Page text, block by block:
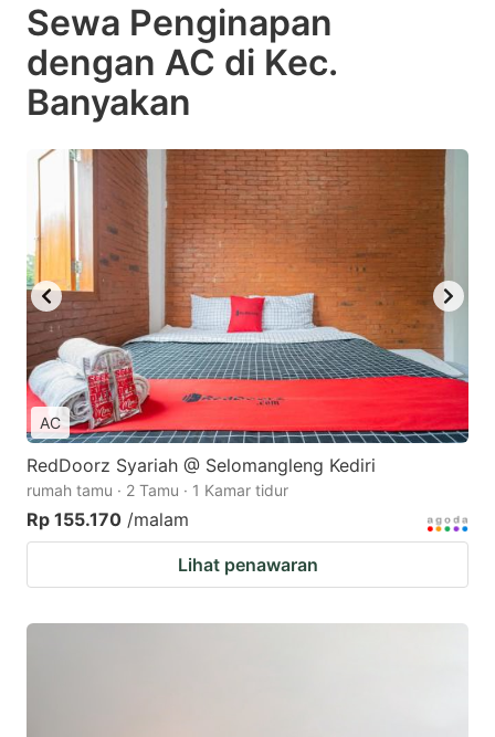
Sewa Penginapan
dengan AC di Kec.
Banyakan
AC
RedDoorz Syariah @ Selomangleng Kediri
rumah tamu · 2 Tamu · 1 Kamar tidur
Rp 155.170 /malam
Lihat penawaran